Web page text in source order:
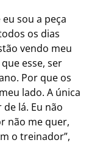
sou a peça
os dias
vendo meu
esse, ser
Por que os
lado. A única
lá. Eu não
não me quer,
o treinador”,